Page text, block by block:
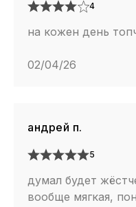
4
на кожен день
02/04/26
андрей п.
5
думал будет
вообще мягкая,